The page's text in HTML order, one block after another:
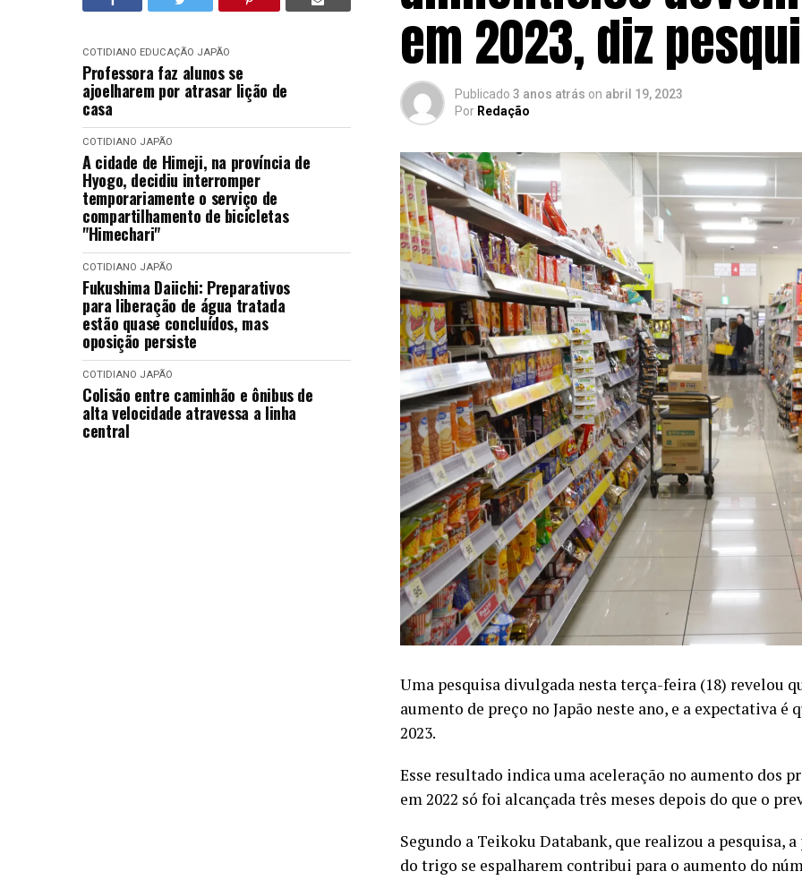
COTIDIANO EDUCAÇÃO JAPÃO
Professora faz alunos se
ajoelharem por atrasar lição de
casa
COTIDIANO JAPÃO
A cidade de Himeji, na província de
Hyogo, decidiu interromper
temporariamente o serviço de
compartilhamento de bicicletas
"Himechari"
COTIDIANO JAPÃO
Fukushima Daiichi: Preparativos
para liberação de água tratada
estão quase concluídos, mas
oposição persiste
COTIDIANO JAPÃO
Colisão entre caminhão e ônibus de
alta velocidade atravessa a linha
central
em 2023, diz
Publicado 3 anos atrás on abril 19, 2023
Por Redação
Uma pesquisa divulgada nesta terça-feira (18) revelou
aumento de preço no Japão neste ano, e a expectativa é
2023.
Esse resultado indica uma aceleração no aumento dos
em 2022 só foi alcançada três meses depois do que o
Segundo a Teikoku Databank, que realizou a pesquisa,
do trigo se espalharem contribui para o aumento do